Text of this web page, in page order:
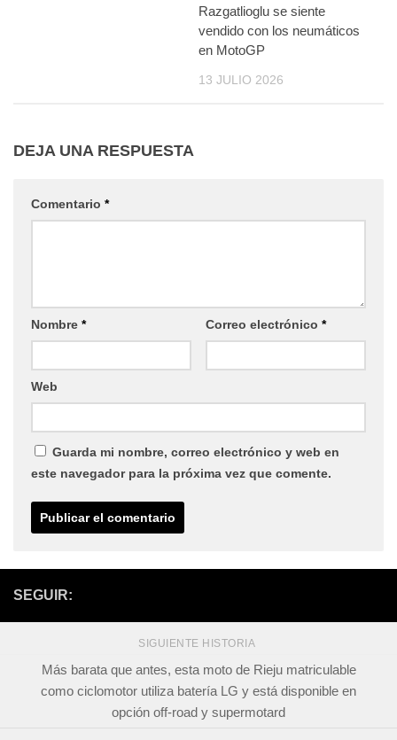
Razgatlioglu se siente
vendido con los neumáticos
en MotoGP
13 JULIO 2026
DEJA UNA RESPUESTA
Comentario *
Nombre * Correo electrónico *
Web
Guarda mi nombre, correo electrónico y web en
este navegador para la próxima vez que comente.
SEGUIR:
SIGUIENTE HISTORIA
Más barata que antes, esta moto de Rieju matriculable
como ciclomotor utiliza batería LG y está disponible en
opción off-road y supermotard